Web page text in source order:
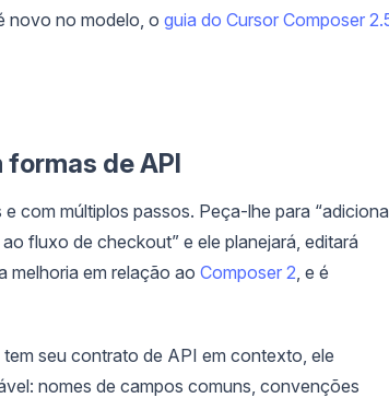
novo no modelo, o guia do Cursor Composer
de API
com múltiplos passos. Peça-lhe para
fluxo de checkout” e ele planejará, editará
melhoria em relação ao Composer 2 , e é
seu contrato de API em contexto, ele
nomes de campos comuns, convenções